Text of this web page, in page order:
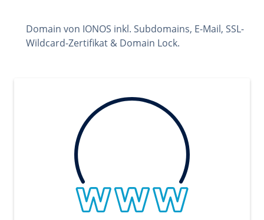
Domain von IONOS inkl. Subdomains, E-Mail, SSL-
Wildcard-Zertifikat & Domain Lock.